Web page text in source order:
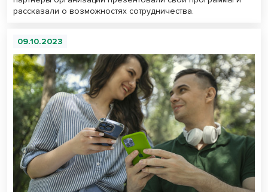
рассказали о возможностях сотрудничества.
09.10.2023